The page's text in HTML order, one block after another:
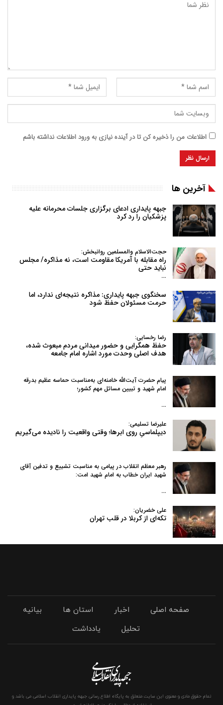
اطلاعات من را ذخیره کن تا در آینده نیازی به ورود اطلاعات نداشته باشم
آخرین ها
جبهه پایداری ادعای برگزاری جلسات محرمانه علیه
پزشکیان را رد کرد
حجت‌الاسلام والمسلمین روانبخش:
راه مقابله با آمریکا مقاومت است، نه مذاکره/ مجلس
نباید حتی
…
سخنگوی جبهه پایداری: مذاکره نتیجه‌ای ندارد، اما
حرمت مسئولان حفظ شود
رضا رخسایی:
حفظ همگرایی و حضور میدانی مردم مبعوث شده،
هدف اصلی وحدت مورد اشاره امام جامعه
پیام حضرت آیت‌الله خامنه‌ای به‌مناسبت حماسه عظیم بدرقه
امام شهید و تبیین مسائل مهم کشور؛
…
علیرضا تسلیمی:
دیپلماسیِ روی ابرها؛ وقتی واقعیت را نادیده می‌گیریم
رهبر معظم انقلاب در پیامی به‌ مناسبت تشییع و تدفین آقای
شهید ایران خطاب به امام شهید امت:
…
علی خضریان:
تکه‌ای از کربلا در قلب تهران
صفحه اصلی اخبار استان ها
بیانیه
تحلیل
یادداشت
تمام حقوق مادی و معنوی این سایت متعلق به پایگاه اطلاع رسانی جبهه پایداری انقلاب اسلامی می باشد و